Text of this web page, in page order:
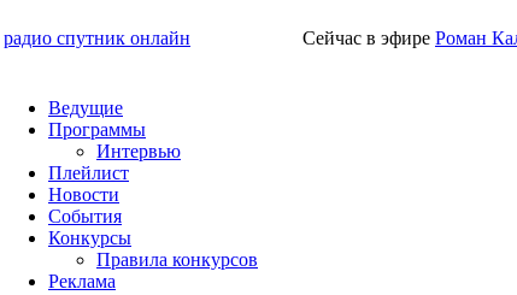
радио спутник онлайн Сейчас в эфире Роман
Ведущие
Программы
Интервью
Плейлист
Новости
События
Конкурсы
Правила конкурсов
Реклама